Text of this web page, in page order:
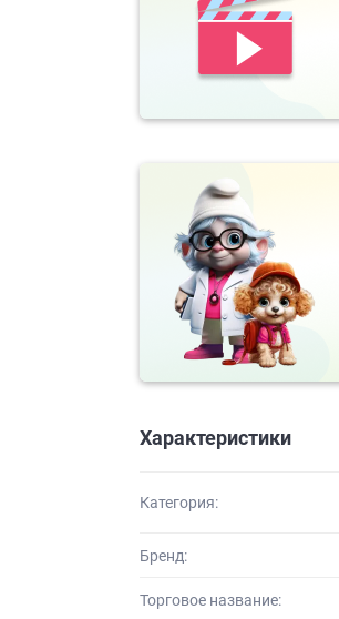
Характеристики
Категория:
Бренд:
Торговое название: